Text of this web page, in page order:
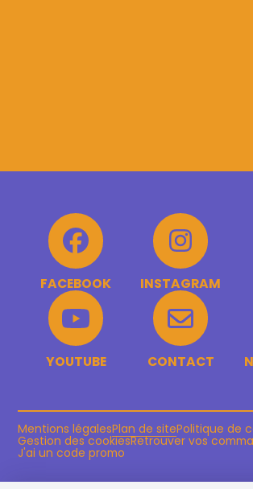
FACEBOOK INSTAGRAM
YOUTUBE CONTACT
Mentions légalesPlan de sitePolitique de
Gestion des cookiesRetrouver vos
J'ai un code promo